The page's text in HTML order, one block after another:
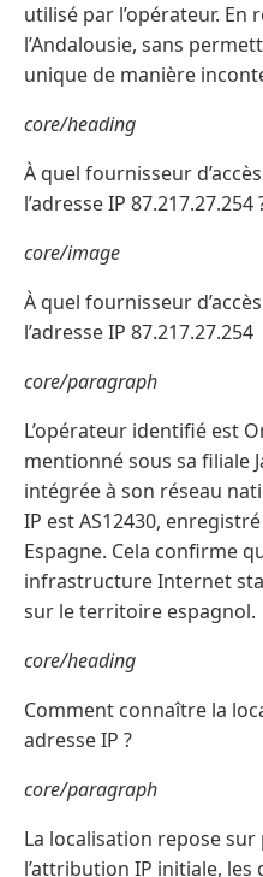
utilisé par l’opérateur. En
l’Andalousie, sans
unique de manière
core/heading
À quel fournisseur
l’adresse IP 87.217.27.254
core/image
À quel fournisseur
l’adresse IP 87.217.27.254
core/paragraph
L’opérateur identifié est
mentionné sous sa filiale
intégrée à son réseau
IP est AS12430,
Espagne. Cela confirme
infrastructure Internet
sur le territoire espagnol.
core/heading
Comment connaître la
adresse IP ?
core/paragraph
La localisation repose
l’attribution IP initiale,